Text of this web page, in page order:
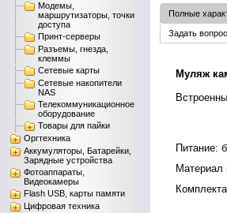
Модемы,
маршрутизаторы, точки
доступа
Принт-серверы
Разъемы, гнезда,
клеммы
Сетевые карты
Сетевые накопители
NAS
Телекоммуникационное
оборудование
Товары для пайки
Оргтехника
Аккумуляторы, Батарейки,
Зарядные устройства
Фотоаппараты,
Видеокамеры
Flash USB, карты памяти
Цифровая техника
Полные
Задать вопрос
Муляж
Питание:
Материал